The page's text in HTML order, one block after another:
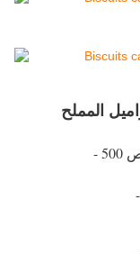
المملح